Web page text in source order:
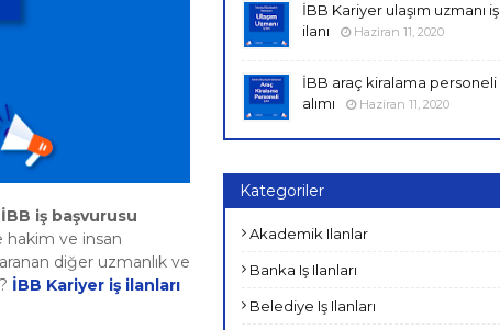
İBB iş başvurusu
hakim ve insan
diğer uzmanlık ve
İBB Kariyer iş ilanları
İBB Kariyer ulaşım uzmanı iş
ilanı
Haziran 11, 2020
İBB araç kiralama personeli
alımı
Haziran 11, 2020
Kategoriler
Akademik Ilanlar
Banka Iş Ilanları
Belediye Iş Ilanları